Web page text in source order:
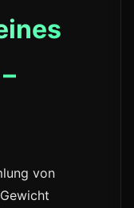
von